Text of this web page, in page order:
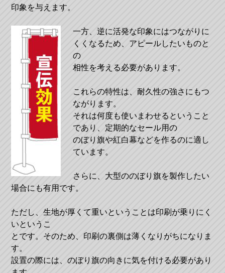
印象を与えます。
一方、逆に活発な印象にはつながりに
くくなるため、アピールしたいものと
の
相性を考える必要があります。
これらの特性は、耐久性の強さにもつ
ながります。
それは何度も使いまわせるということ
であり、定期的なセール用の
のぼり旗や紅白幕などを作るのに適し
ています。
さらに、大型ののぼり旗を製作したい
場合にも有用です。
ただし、生地が厚くて重いということは印刷が乗りにく
いというこ
とです。そのため、印刷の裏側は薄くなりがちになりま
す。
設置の際には、のぼり旗の向きに気を付ける必要があり